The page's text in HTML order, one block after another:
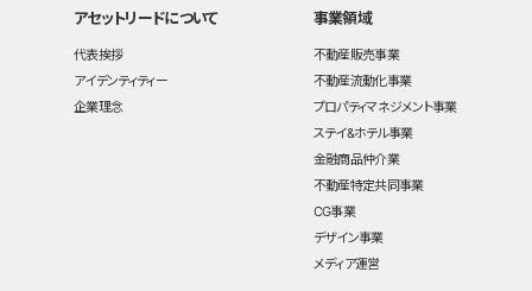
アセットリードについて
代表挨拶
アイデンティティー
企業理念
事業領域
不動産販売事業
不動産流動化事業
プロパティマネジメント事業
ステイ&ホテル事業
金融商品仲介業
不動産特定共同事業
CG事業
デザイン事業
メディア運営